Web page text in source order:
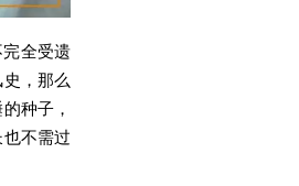
全受遗
，那么
种子，
不需过